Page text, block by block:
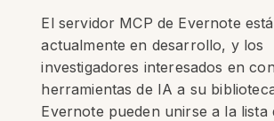
El servidor MCP de Evernote está
actualmente en desarrollo, y los
investigadores interesados en
herramientas de IA a su
Evernote pueden unirse a la lista